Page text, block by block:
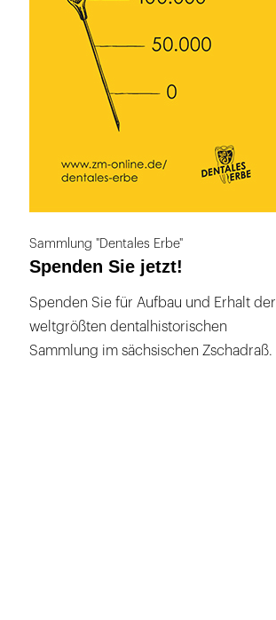
Sammlung "Dentales Erbe"
Spenden Sie jetzt!
Spenden Sie für Aufbau und Erhalt der
weltgrößten dentalhistorischen
Sammlung im sächsischen Zschadraß.